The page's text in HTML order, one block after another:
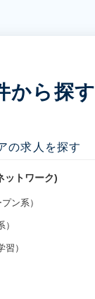
から探す
の求人を探す
ットワーク)
ン系）
）